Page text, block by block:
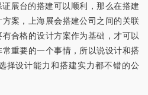
展台的搭建可以顺利，那么在搭建
案，上海展会搭建公司之间的关联
合格的设计方案作为基础，才可以
重要的一个事情，所以说设计和搭
择设计能力和搭建实力都不错的公